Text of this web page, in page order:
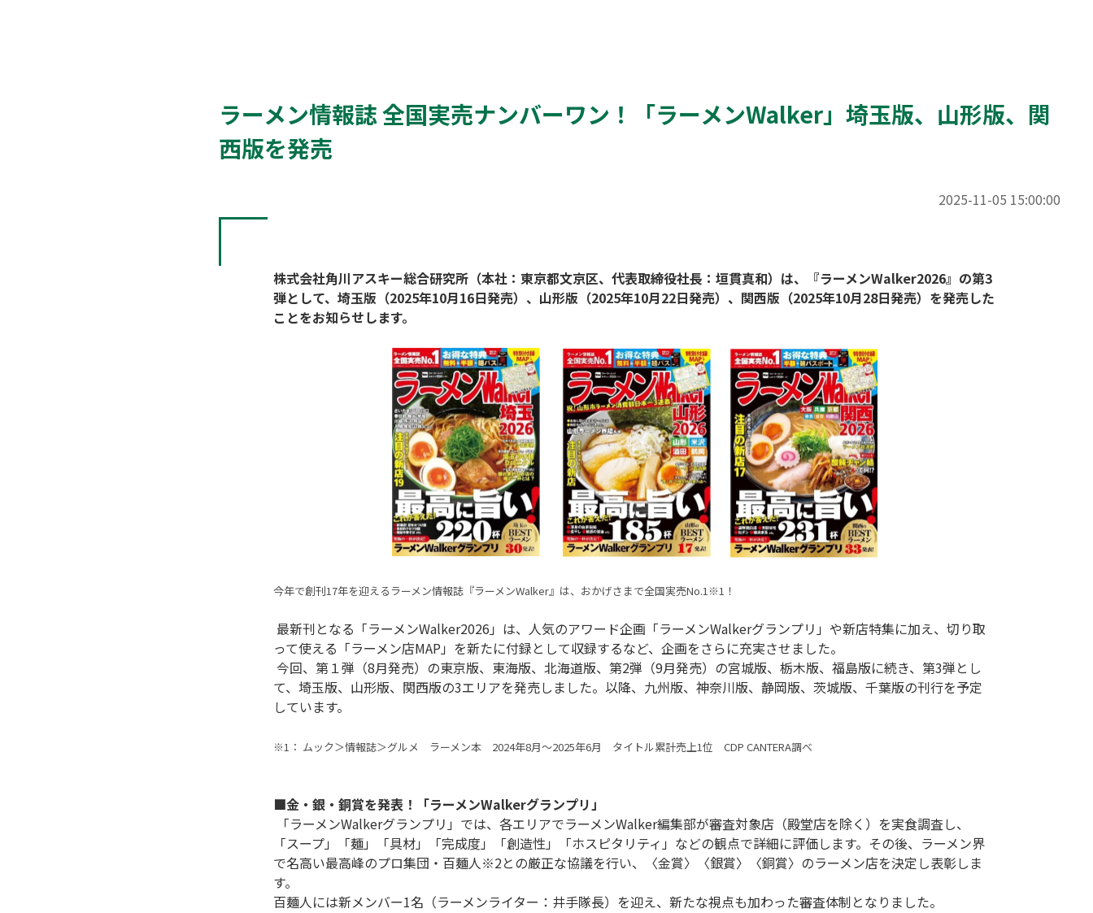
ラーメン情報誌 全国実売ナンバーワン！「ラーメンWalker」埼玉版、山形版、関
西版を発売
2025-11-05 15:00:00
株式会社角川アスキー総合研究所（本社：東京都文京区、代表取締役社長：垣貫真和）は、『ラーメンWalker2026』の第3
弾として、埼玉版（2025年10月16日発売）、山形版（2025年10月22日発売）、関西版（2025年10月28日発売）を発売した
ことをお知らせします。
今年で創刊17年を迎えるラーメン情報誌『ラーメンWalker』は、おかげさまで全国実売No.1※1！
って使える「ラーメン店MAP」を新たに付録として収録するなど、企画をさらに充実させました。
て、埼玉版、山形版、関西版の3エリアを発売しました。以降、九州版、神奈川版、静岡版、茨城版、千葉版の刊行を予定
しています。
※1： ムック＞情報誌＞グルメ　ラーメン本　2024年8月～2025年6月　タイトル累計売上1位　CDP CANTERA調べ
■金・銀・銅賞を発表！「ラーメンWalkerグランプリ」
「スープ」「麺」「具材」「完成度」「創造性」「ホスピタリティ」などの観点で詳細に評価します。その後、ラーメン界
で名高い最高峰のプロ集団・百麺人※2との厳正な協議を行い、〈金賞〉〈銀賞〉〈銅賞〉のラーメン店を決定し表彰しま
す。
百麺人には新メンバー1名（ラーメンライター：井手隊長）を迎え、新たな視点も加わった審査体制となりました。